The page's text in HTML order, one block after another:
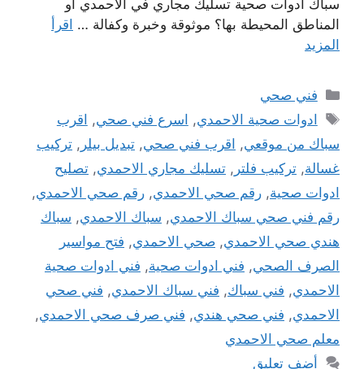
سباك ادوات صحية تسليك مجاري في الاحمدي او
المناطق المحيطة بها؟ موثوقة وخبرة وكفالة … اقرأ
المزيد
التصنيفات
فني صحي
الوسوم
ادوات صحية الاحمدي, اسرع فني صحي, اقرب
سباك من موقعي, اقرب فني صحي, تبديل بيلر , تركيب
غسالة, تركيب فلتر , تسليك مجاري الاحمدي, تصليح
ادوات صحية, رقم صحي الاحمدي, رقم صحي الاحمدي,
رقم فني صحي سباك الاحمدي, سباك الاحمدي, سباك
هندي صحي الاحمدي, صحي الاحمدي, فتح مواسير
الصرف الصحي, فني ادوات صحية, فني ادوات صحية
الاحمدي, فني سباك, فني سباك الاحمدي, فني صحي
الاحمدي, فني صحي هندي, فني صرف صحي الاحمدي,
معلم صحي الاحمدي
أضف تعليق